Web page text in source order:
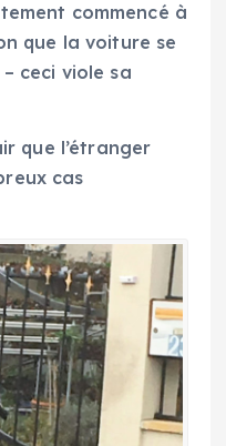
commencé à
que la voiture se
ceci viole sa
que l’étranger
cas